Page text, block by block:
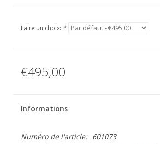
Faire un choix: *
€495,00
Informations
Numéro de l'article:
601073